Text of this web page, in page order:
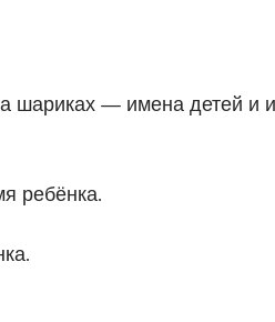
шариках — имена детей и
ребёнка.